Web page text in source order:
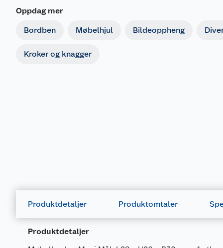
Oppdag mer
Bordben Møbelhjul Bildeoppheng
Kroker og knagger
Produktdetaljer Produktomtaler
Produktdetaljer